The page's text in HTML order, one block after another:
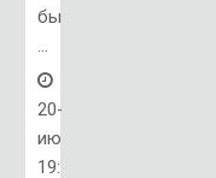
бы
...
20-
июн,
19:44